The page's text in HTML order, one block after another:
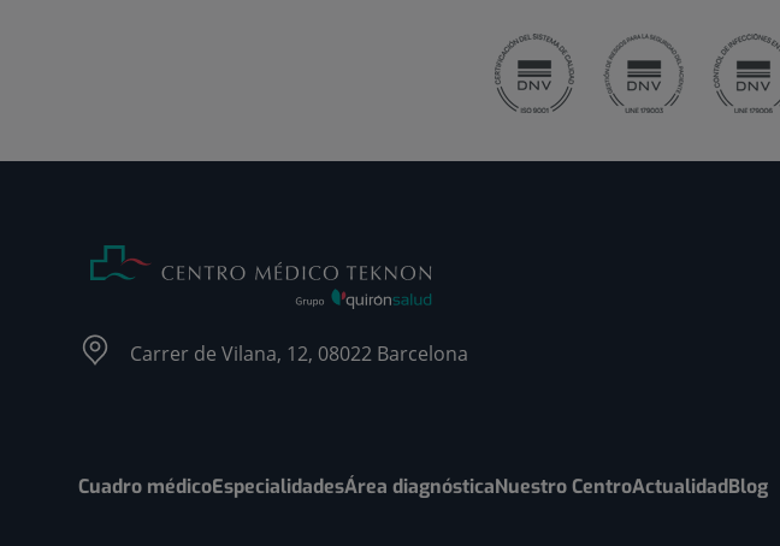
Carrer de Vilana, 12, 08022 Barcelona
Cuadro médicoEspecialidadesÁrea diagnósticaNuestro CentroActualidadBlog